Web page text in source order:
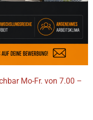
Mo-Fr. von 7.00 –